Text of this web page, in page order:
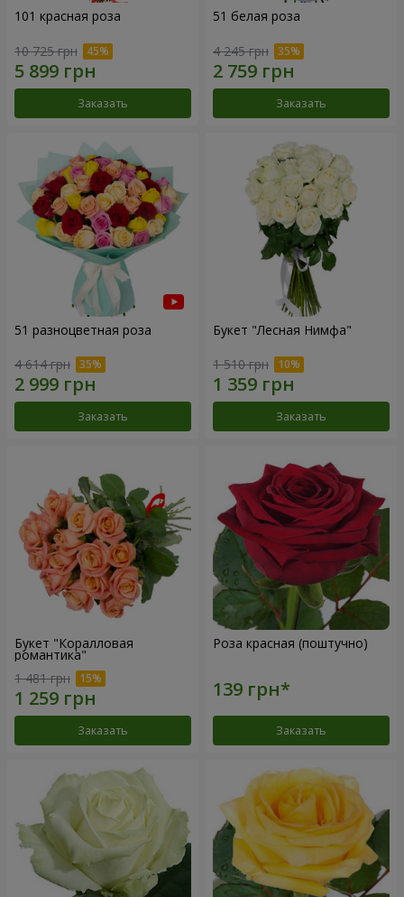
101 красная роза
10 725 грн
Заказать
51 белая роза
4 245 грн
Заказать
51 разноцветная роза
4 614 грн
Заказать
Букет "Лесная Нимфа"
1 510 грн
Заказать
Букет "Коралловая
романтика"
1 481 грн
Заказать
Роза красная (поштучно)
Заказать